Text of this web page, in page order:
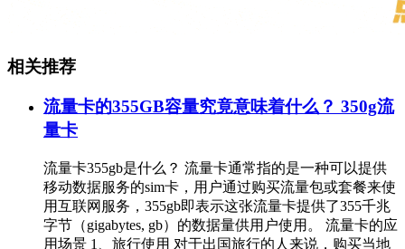
相关推荐
流量卡的355GB容量究竟意味着什么？ 350g流
量卡
流量卡355gb是什么？ 流量卡通常指的是一种可以提供
移动数据服务的sim卡，用户通过购买流量包或套餐来使
用互联网服务，355gb即表示这张流量卡提供了355千兆
字节（gigabytes, gb）的数据量供用户使用。 流量卡的应
用场景 1、旅行使用 对于出国旅行的人来说，购买当地